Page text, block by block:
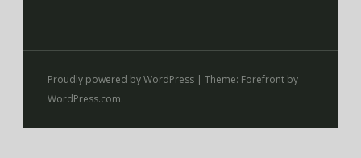
Proudly powered by WordPress | Theme: Forefront by
WordPress.com.